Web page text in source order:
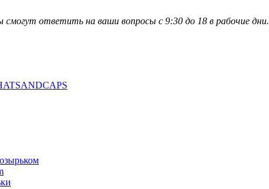
ответить на ваши вопросы с 9:30 до 18 в рабочие дни.